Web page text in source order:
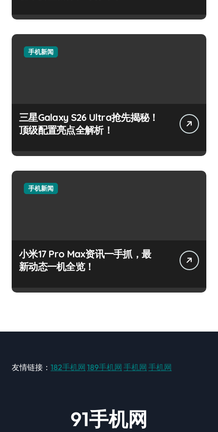
手机新闻
三星Galaxy S26 Ultra抢先揭秘！
顶级配置亮点全解析！
手机新闻
小米17 Pro Max资讯一手抓，最
新动态一机全览！
友情链接： 182手机网 189手机网 手机网 手机网
91手机网